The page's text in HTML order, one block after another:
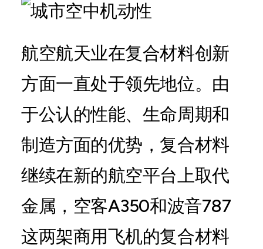
航空航天业在复合材料创新
方面一直处于领先地位。由
于公认的性能、生命周期和
制造方面的优势，复合材料
继续在新的航空平台上取代
金属，空客A350和波音787
这两架商用飞机的复合材料